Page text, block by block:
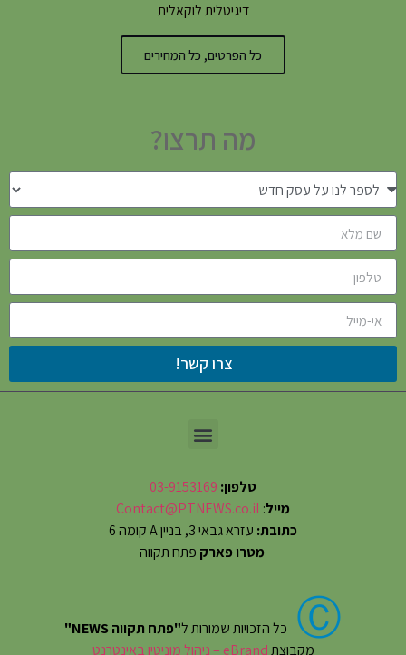
דיגיטלית לוקאלית
כל הפרטים, כל המחירים
מה תרצו?
צרו קשר!
טלפון: 03-9153169
מייל:
Contact@PTNEWS.co.il
כתובת: עזרא גבאי 3, בניין A קומה 6
מטרו פארק פתח תקווה
Ⓒ כל הזכויות שמורות ל"פתח תקווה NEWS"
מקבוצתeBrand – ניהול מוניטין באינטרנט